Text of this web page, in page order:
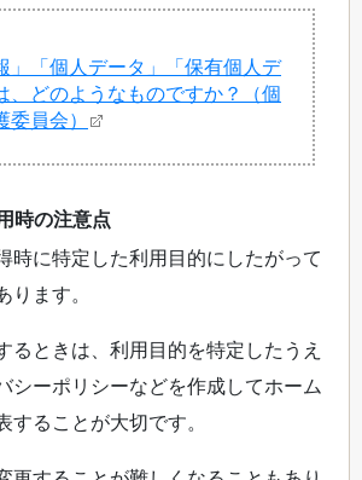
」「個人データ」「保有個人デ
、どのようなものですか？（個
委員会）
時の注意点
時に特定した利用目的にしたがって
ります。
るときは、利用目的を特定したうえ
シーポリシーなどを作成してホーム
することが大切です。